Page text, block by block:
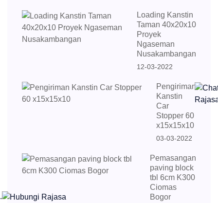
Loading Kanstin
Taman 40x20x10
Proyek
Ngaseman
Nusakambangan
12-03-2022
Pengiriman
Kanstin
Car
Stopper 60
x15x15x10
03-03-2022
Pemasangan
paving block
tbl 6cm K300
Ciomas
Bogor
.